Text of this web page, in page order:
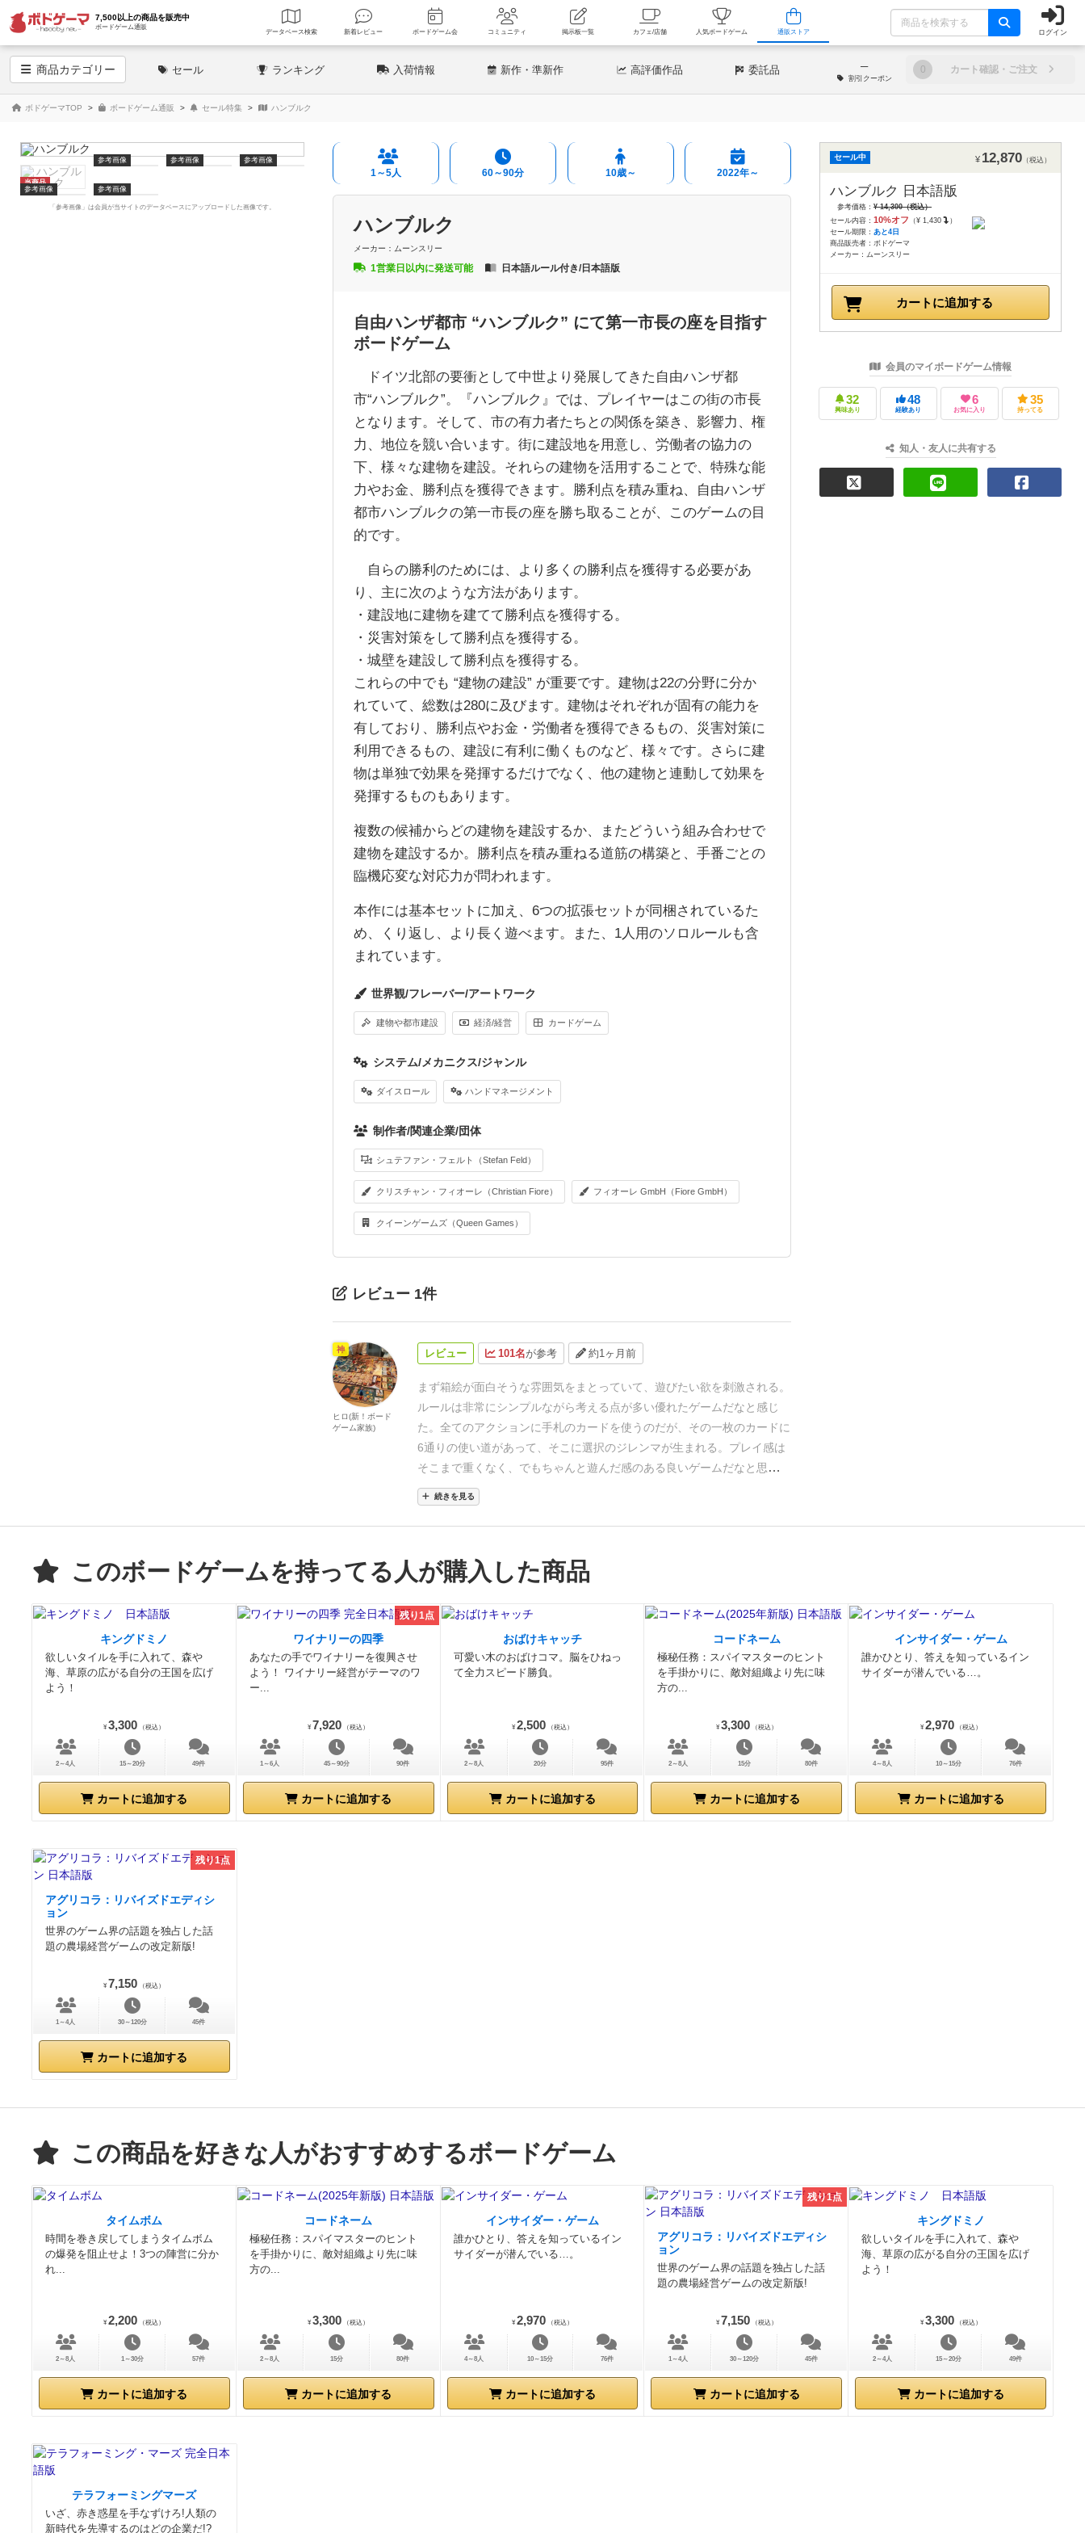
7,500以上の商品を販売中
ボードゲーム通販
データベース 検索 新着レビュー ボードゲーム会 コミュニティ 掲示板一覧 カフェ/店舗 人気ボードゲーム 通販ストア ログイン
商品カテゴリー セール ランキング 入荷情報 新作 ・準新作 高評価作品 委託品 ─
割引 クーポン
0 カート確認・ご注文
ボドゲーマTOP ボードゲーム通販 セール特集 ハンブルク
当商品
参考画像 参考画像 参考画像
参考画像 参考画像
「参考画像」は会員が当サイトのデータベースにアップロードした画像です。
1～5人 60～90分 10歳～ 2022年～
ハンブルク
メーカー：ムーンスリー
1営業日以内に発送可能 日本語ルール付き/日本語版
自由ハンザ都市 “ハンブルク” にて第一市長の座を目指す
ボードゲーム
ドイツ北部の要衝として中世より発展してきた自由ハンザ都
市“ハンブルク”。『ハンブルク』では、プレイヤーはこの街の市長
となります。そして、市の有力者たちとの関係を築き、影響力、権
力、地位を競い合います。街に建設地を用意し、労働者の協力の
下、様々な建物を建設。それらの建物を活用することで、特殊な能
力やお金、勝利点を獲得できます。勝利点を積み重ね、自由ハンザ
都市ハンブルクの第一市長の座を勝ち取ることが、このゲームの目
的です。
自らの勝利のためには、より多くの勝利点を獲得する必要があ
り、主に次のような方法があります。
・建設地に建物を建てて勝利点を獲得する。
・災害対策をして勝利点を獲得する。
・城壁を建設して勝利点を獲得する。
これらの中でも “建物の建設” が重要です。建物は22の分野に分か
れていて、総数は280に及びます。建物はそれぞれが固有の能力を
有しており、勝利点やお金・労働者を獲得できるもの、災害対策に
利用できるもの、建設に有利に働くものなど、様々です。さらに建
物は単独で効果を発揮するだけでなく、他の建物と連動して効果を
発揮するものもあります。
複数の候補からどの建物を建設するか、またどういう組み合わせで
建物を建設するか。勝利点を積み重ねる道筋の構築と、手番ごとの
臨機応変な対応力が問われます。
本作には基本セットに加え、6つの拡張セットが同梱されているた
め、くり返し、より長く遊べます。また、1人用のソロルールも含
まれています。
世界観/フレーバー/アートワーク
建物や都市建設 経済/経営 カードゲーム
システム/メカニクス/ジャンル
ダイスロール ハンドマネージメント
制作者/関連企業/団体
シュテファン・フェルト（Stefan Feld）
クリスチャン・フィオーレ（Christian Fiore） フィオーレ GmbH（Fiore GmbH）
クイーンゲームズ（Queen Games）
レビュー 1件
レビュー 101名が参考 約1ヶ月前
まず箱絵が面白そうな雰囲気をまとっていて、遊びたい欲を刺激される。
ルールは非常にシンプルながら考える点が多い優れたゲームだなと感じ
た。全てのアクションに手札のカードを使うのだが、その一枚のカードに
6通りの使い道があって、そこに選択のジレンマが生まれる。 プレイ感は
そこまで重くなく、でもちゃんと遊んだ感のある良いゲームだなと思っ
た。災害をどこのタイミングで手番を犠牲にして守っていくのかを見極め
るのかも大事ですね。
るところだけ若干気になる人はいるかもですが、特定のプレイヤーを攻撃
なってまぁ良いかなという感じ。家族の感想や評価などは下記で。
続きを見る
神
ヒロ(新！ボード
ゲーム家族)
セール中 ¥ 12,870 （税込）
ハンブルク 日本語版
参考価格： ¥ 14,300（税込）
セール内容： 10%オフ （¥ 1,430
）
セール期限： あと4日
商品販売者：ボドゲーマ
メーカー：ムーンスリー
カートに追加する
会員のマイボードゲーム情報
32
興味あり
48
経験あり
6
お気に入り
35
持ってる
知人・友人に共有する
このボードゲームを持ってる人が購入した商品
キングドミノ
欲しいタイルを手に入れて、森や
海、草原の広がる自分の王国を広げ
よう！
¥ 3,300 （税込）
2～4人 15～20分 49件
カートに追加する
残り1点
ワイナリーの四季
あなたの手でワイナリーを復興させ
よう！ ワイナリー経営がテーマのワ
ー...
¥ 7,920 （税込）
1～6人 45～90分 90件
カートに追加する
おばけキャッチ
可愛い木のおばけコマ。脳をひねっ
て全力スピード勝負。
¥ 2,500 （税込）
2～8人 20分 95件
カートに追加する
コードネーム
極秘任務：スパイマスターのヒント
を手掛かりに、敵対組織より先に味
方の...
¥ 3,300 （税込）
2～8人 15分 80件
カートに追加する
インサイダー・ゲーム
誰かひとり、答えを知っているイン
サイダーが潜んでいる…。
¥ 2,970 （税込）
4～8人 10～15分 76件
カートに追加する
残り1点
アグリコラ：リバイズドエディシ
ョン
世界のゲーム界の話題を独占した話
題の農場経営ゲームの改定新版!
¥ 7,150 （税込）
1～4人 30～120分 45件
カートに追加する
この商品を好きな人がおすすめするボードゲーム
タイムボム
時間を巻き戻してしまうタイムボム
の爆発を阻止せよ！3つの陣営に分か
れ...
¥ 2,200 （税込）
2～8人 1～30分 57件
カートに追加する
コードネーム
極秘任務：スパイマスターのヒント
を手掛かりに、敵対組織より先に味
方の...
¥ 3,300 （税込）
2～8人 15分 80件
カートに追加する
インサイダー・ゲーム
誰かひとり、答えを知っているイン
サイダーが潜んでいる…。
¥ 2,970 （税込）
4～8人 10～15分 76件
カートに追加する
残り1点
アグリコラ：リバイズドエディシ
ョン
世界のゲーム界の話題を独占した話
題の農場経営ゲームの改定新版!
¥ 7,150 （税込）
1～4人 30～120分 45件
カートに追加する
キングドミノ
欲しいタイルを手に入れて、森や
海、草原の広がる自分の王国を広げ
よう！
¥ 3,300 （税込）
2～4人 15～20分 49件
カートに追加する
テラフォーミングマーズ
いざ、赤き惑星を手なずけろ!人類の
新時代を先導するのはどの企業だ!?